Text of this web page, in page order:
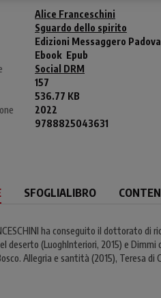
Alice Franceschini
Sguardo dello spirito
Edizioni Messaggero Padova
Ebook Epub
Social DRM
157
536.77 KB
2022
9788825043631
SFOGLIALIBRO
ha conseguito il dottorato di
deserto (LuoghInteriori, 2015) e
Allegria e santità (2015), Teresa di